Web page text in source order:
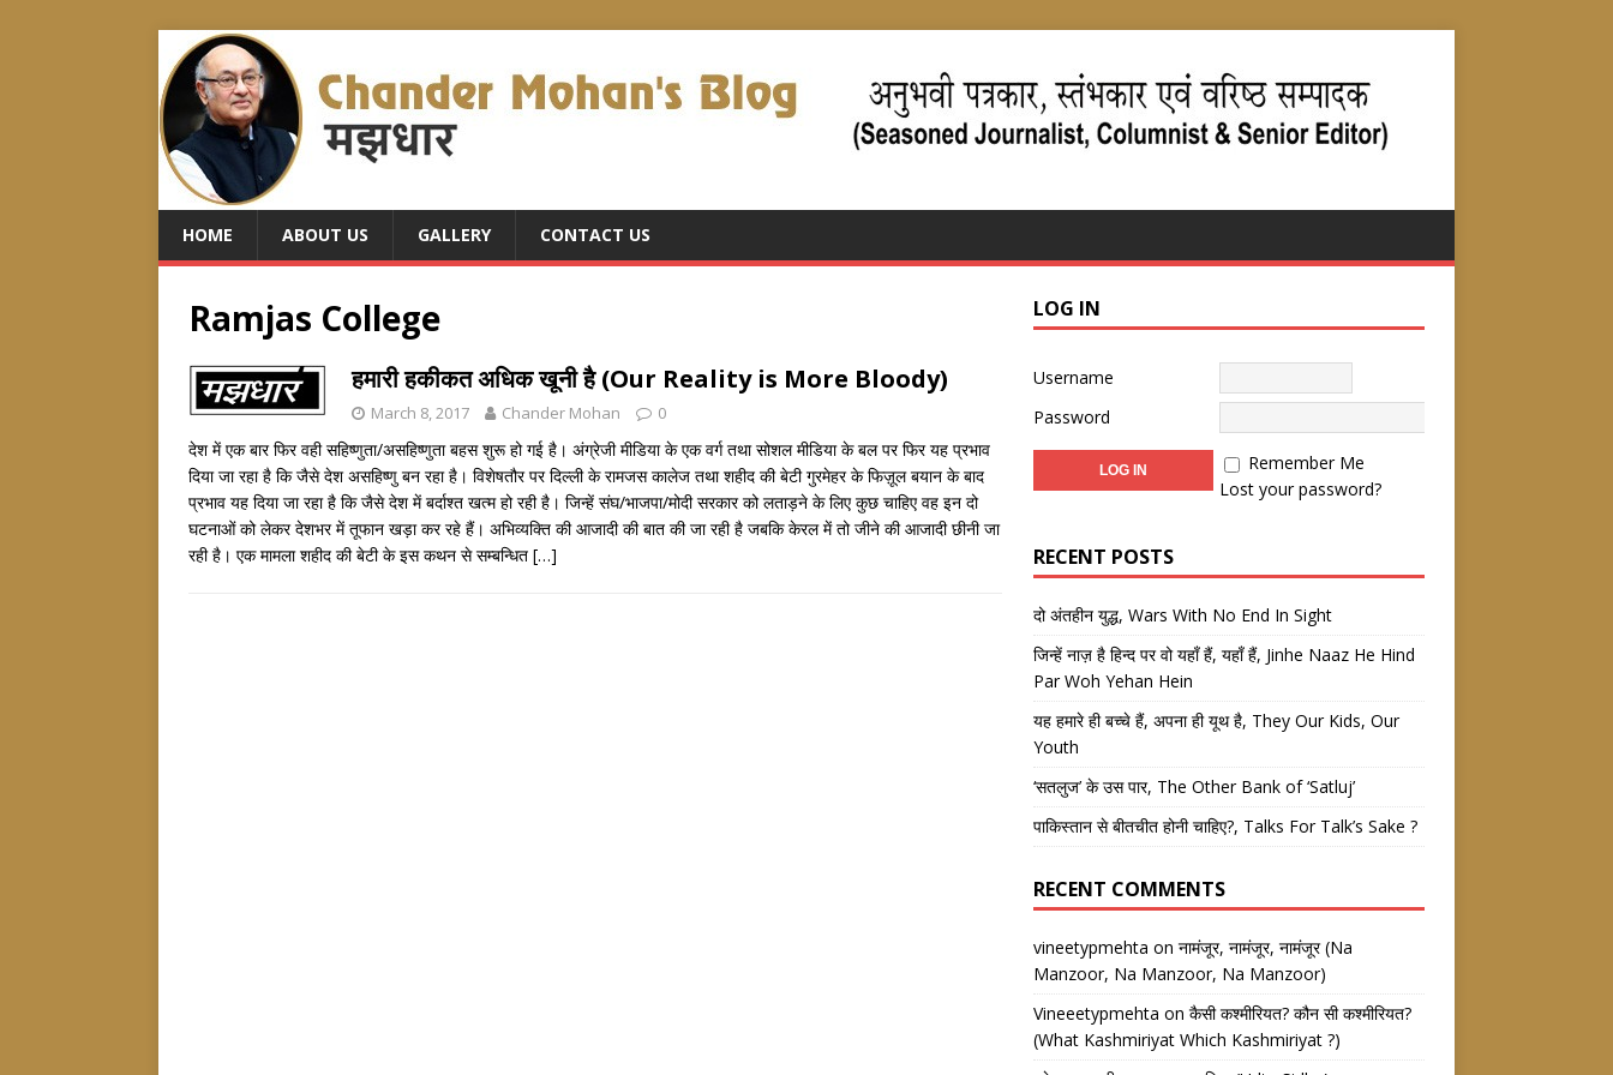
HOME ABOUT US GALLERY CONTACT US
Ramjas College
हमारी हकीकत अधिक खूनी है (Our Reality is More Bloody)
March 8, 2017 Chander Mohan 0
देश में एक बार फिर वही सहिष्णुता/असहिष्णुता बहस शुरू हो गई है। अंग्रेजी मीडिया के एक वर्ग तथा सोशल मीडिया के बल पर फिर यह प्रभाव
दिया जा रहा है कि जैसे देश असहिष्णु बन रहा है। विशेषतौर पर दिल्ली के रामजस कालेज तथा शहीद की बेटी गुरमेहर के फिज़ूल बयान के बाद
प्रभाव यह दिया जा रहा है कि जैसे देश में बर्दाश्त खत्म हो रही है। जिन्हें संघ/भाजपा/मोदी सरकार को लताड़ने के लिए कुछ चाहिए वह इन दो
घटनाओं को लेकर देशभर में तूफान खड़ा कर रहे हैं। अभिव्यक्ति की आजादी की बात की जा रही है जबकि केरल में तो जीने की आजादी छीनी जा
रही है। एक मामला शहीद की बेटी के इस कथन से सम्बन्धित […]
LOG IN
Username
Password
Remember Me
Lost your password?
RECENT POSTS
दो अंतहीन युद्ध, Wars With No End In Sight
जिन्हें नाज़ है हिन्द पर वो यहाँ हैं, यहाँ हैं, Jinhe Naaz He Hind
Par Woh Yehan Hein
यह हमारे ही बच्चे हैं, अपना ही यूथ है, They Our Kids, Our
Youth
‘सतलुज’ के उस पार, The Other Bank of ‘Satluj’
पाकिस्तान से बीतचीत होनी चाहिए?, Talks For Talk’s Sake ?
RECENT COMMENTS
vineetypmehta on नामंजूर, नामंजूर, नामंजूर (Na
Manzoor, Na Manzoor, Na Manzoor)
Vineeetypmehta on कैसी कश्मीरियत? कौन सी कश्मीरियत?
(What Kashmiriyat Which Kashmiriyat ?)